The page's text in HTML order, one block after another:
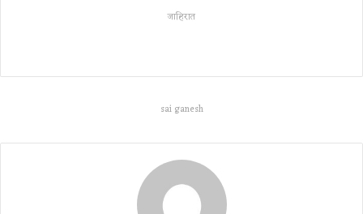
जाहिरात
sai ganesh